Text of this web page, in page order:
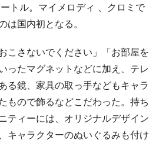
トル。マイメロディ 、クロミで
は国内初となる。
こさないでください」「お部屋を
ったマグネットなどに加え、テレ
る鏡、家具の取っ手などもキャラ
もので飾るなどこだわった。持ち
ティーには、オリジナルデザイン
キャラクターのぬいぐるみも付け